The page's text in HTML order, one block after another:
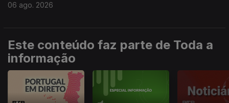
06 ago. 2026
Este conteúdo faz parte de Toda a
informação